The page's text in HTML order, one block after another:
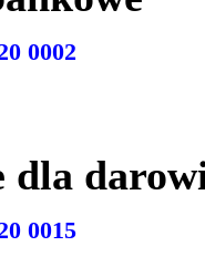
0002
dla
0015